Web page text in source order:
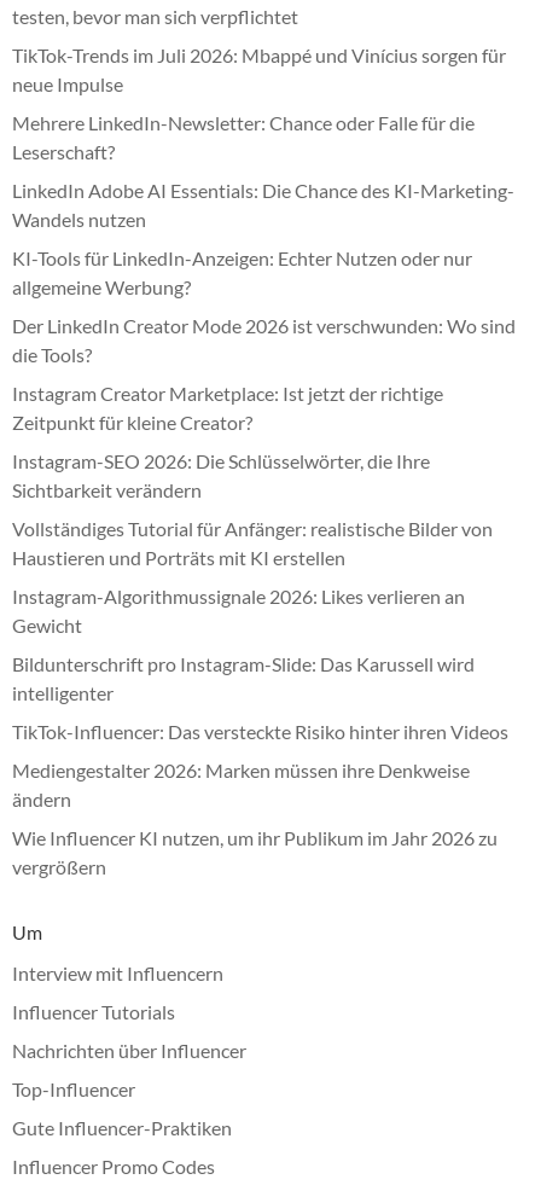
testen, bevor man sich verpflichtet
TikTok-Trends im Juli 2026: Mbappé und Vinícius sorgen für
neue Impulse
Mehrere LinkedIn-Newsletter: Chance oder Falle für die
Leserschaft?
LinkedIn Adobe AI Essentials: Die Chance des KI-Marketing-
Wandels nutzen
KI-Tools für LinkedIn-Anzeigen: Echter Nutzen oder nur
allgemeine Werbung?
Der LinkedIn Creator Mode 2026 ist verschwunden: Wo sind
die Tools?
Instagram Creator Marketplace: Ist jetzt der richtige
Zeitpunkt für kleine Creator?
Instagram-SEO 2026: Die Schlüsselwörter, die Ihre
Sichtbarkeit verändern
Vollständiges Tutorial für Anfänger: realistische Bilder von
Haustieren und Porträts mit KI erstellen
Instagram-Algorithmussignale 2026: Likes verlieren an
Gewicht
Bildunterschrift pro Instagram-Slide: Das Karussell wird
intelligenter
TikTok-Influencer: Das versteckte Risiko hinter ihren Videos
Mediengestalter 2026: Marken müssen ihre Denkweise
ändern
Wie Influencer KI nutzen, um ihr Publikum im Jahr 2026 zu
vergrößern
Um
Interview mit Influencern
Influencer Tutorials
Nachrichten über Influencer
Top-Influencer
Gute Influencer-Praktiken
Influencer Promo Codes